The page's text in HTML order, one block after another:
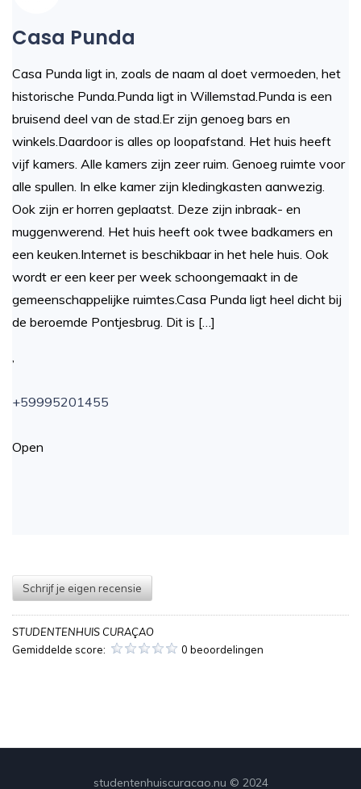
Casa Punda
Casa Punda ligt in, zoals de naam al doet vermoeden, het
historische Punda.Punda ligt in Willemstad.Punda is een
bruisend deel van de stad.Er zijn genoeg bars en
winkels.Daardoor is alles op loopafstand. Het huis heeft
vijf kamers. Alle kamers zijn zeer ruim. Genoeg ruimte voor
alle spullen. In elke kamer zijn kledingkasten aanwezig.
Ook zijn er horren geplaatst. Deze zijn inbraak- en
muggenwerend. Het huis heeft ook twee badkamers en
een keuken.Internet is beschikbaar in het hele huis. Ook
wordt er een keer per week schoongemaakt in de
gemeenschappelijke ruimtes.Casa Punda ligt heel dicht bij
de beroemde Pontjesbrug. Dit is […]
,
+59995201455
Open
Schrijf je eigen recensie
STUDENTENHUIS CURAÇAO
Gemiddelde score:
0 beoordelingen
studentenhuiscuracao.nu © 2024